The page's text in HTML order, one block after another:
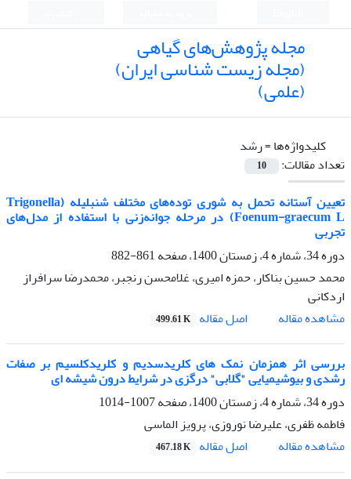
مجله پژوهش‌های گیاهی
(مجله زیست شناسی ایران)
(علمی)
کلیدواژه‌ها =رشد
تعداد مقالات:
10
تعیین آستانه تحمل به شوری توده‌های مختلف شنبلیله (Trigonella
Foenum-graecum L) در مرحله جوانه‌زنی با استفاده از مدل‌های
تجربی
دوره 34، شماره 4، زمستان 1400، صفحه
861-882
محمد حسین بناکار، حمزه امیری، غلامحسن رنجبر، محمد‌رضا سرافراز
اردکانی
مشاهده مقاله
اصل مقاله 499.61 K
بررسی اثر همزمان نمک های کلریدسدیم و کلریدکلسیم بر صفات
رشدی و بیوشیمیایی "گلابی" درگزی در شرایط درون شیشه ای
دوره 34، شماره 4، زمستان 1400، صفحه
1007-1014
فاطمه ظفری، علیرضا نوروزی، پرویز الماسی
مشاهده مقاله
اصل مقاله 467.18 K